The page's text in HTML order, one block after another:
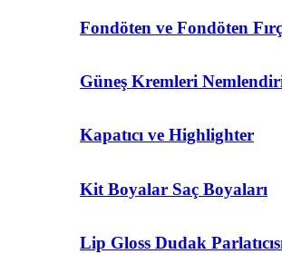
Fondöten ve Fondöten
Güneş Kremleri
Kapatıcı ve Highlighter
Kit Boyalar Saç Boyaları
Lip Gloss Dudak